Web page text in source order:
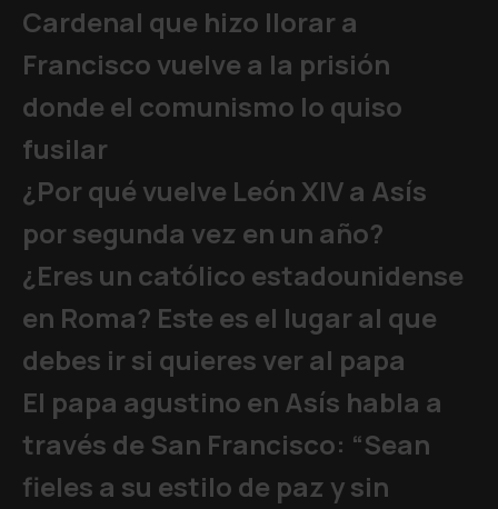
Cardenal que hizo llorar a
Francisco vuelve a la prisión
donde el comunismo lo quiso
fusilar
¿Por qué vuelve León XIV a Asís
por segunda vez en un año?
¿Eres un católico estadounidense
en Roma? Este es el lugar al que
debes ir si quieres ver al papa
El papa agustino en Asís habla a
través de San Francisco: “Sean
fieles a su estilo de paz y sin